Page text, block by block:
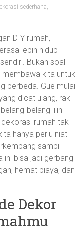
sederhana,
DIY rumah,
lebih hidup
Bukan soal
membawa kita untuk
berbeda. Gue mulai
dicat ulang, rak
belang lilin
rumah tak
hanya perlu niat
sambil
ini bisa jadi gerbang
hemat biaya, dan
Dekor